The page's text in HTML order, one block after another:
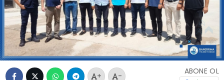
+ -
ABONE OL